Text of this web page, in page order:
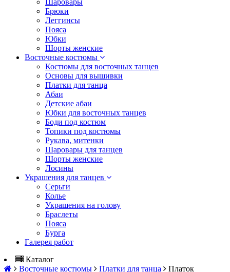
Шаровары
Брюки
Леггинсы
Пояса
Юбки
Шорты женские
Восточные костюмы
Костюмы для восточных танцев
Основы для вышивки
Платки для танца
Абаи
Детские абаи
Юбки для восточных танцев
Боди под костюм
Топики под костюмы
Рукава, митенки
Шаровары для танцев
Шорты женские
Лосины
Украшения для танцев
Серьги
Колье
Украшения на голову
Браслеты
Пояса
Бурга
Галерея работ
Каталог
Восточные костюмы
Платки для танца
Платок